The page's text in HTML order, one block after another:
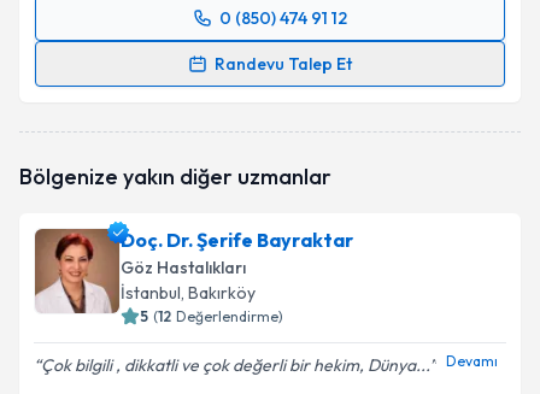
0 (850) 474 91 12
Randevu Talep Et
Randevu Takvimi Talebi
talebi oluşturun. Size bu uzmandan randevu almanız
bilgilendireceğiz.
E-posta Adresiniz
Kişisel verilerimin işlenmesine ilişkinAydınlatma
Metni'ni okudum ve kişisel verilerimin belirtilen
Bölgenize yakın diğer uzmanlar
Doç. Dr. Şerife Bayraktar
Göz Hastalıkları
İstanbul, Bakırköy
5 (12 Değerlendirme)
Çok bilgili , dikkatli ve çok değerli bir hekim, Dünya... Devamı